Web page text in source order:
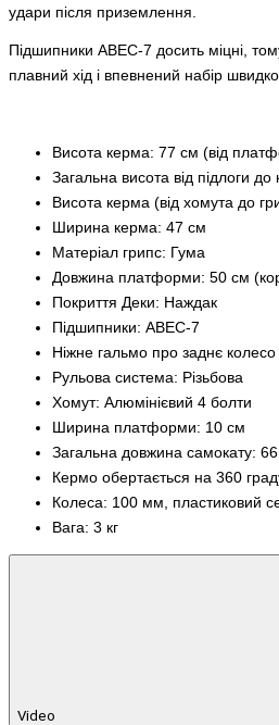
удари після приземлення.
Підшипники ABEC-7 досить міцні,
плавний хід і впевнений набір
Висота керма: 77 см (від
Загальна висота від підлоги
Висота керма (від хомута до
Ширина керма: 47 см
Матеріал грипс: Гума
Довжина платформи: 50 см
Покриття Деки: Наждак
Підшипники: ABEC-7
Ніжне гальмо про заднє колесо
Рульова система: Різьбова
Хомут: Алюмінієвий 4 болти
Ширина платформи: 10 см
Загальна довжина самокату:
Кермо обертається на 360
Колеса: 100 мм, пластиковий
Вага: 3 кг
Video